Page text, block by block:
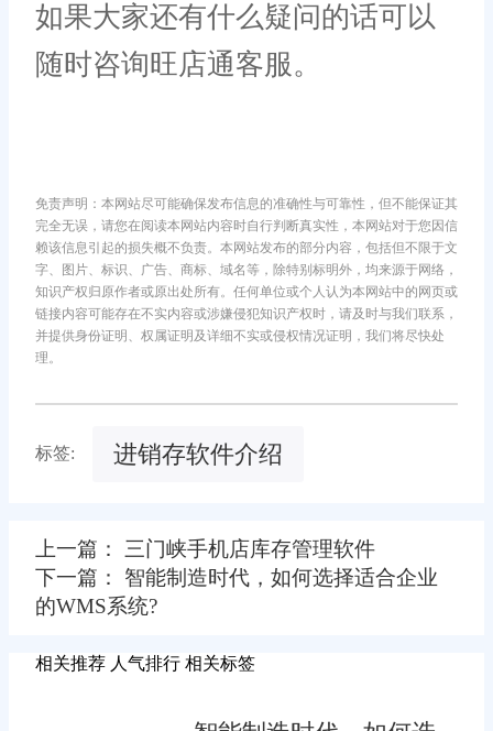
如果大家还有什么疑问的话可以
随时咨询旺店通客服。
免责声明：本网站尽可能确保发布信息的准确性与可靠性，但不能保证其
完全无误，请您在阅读本网站内容时自行判断真实性，本网站对于您因信
赖该信息引起的损失概不负责。本网站发布的部分内容，包括但不限于文
字、图片、标识、广告、商标、域名等，除特别标明外，均来源于网络，
知识产权归原作者或原出处所有。任何单位或个人认为本网站中的网页或
链接内容可能存在不实内容或涉嫌侵犯知识产权时，请及时与我们联系，
并提供身份证明、权属证明及详细不实或侵权情况证明，我们将尽快处
理。
标签: 进销存软件介绍
上一篇： 三门峡手机店库存管理软件
下一篇： 智能制造时代，如何选择适合企业
的WMS系统?
相关推荐 人气排行 相关标签